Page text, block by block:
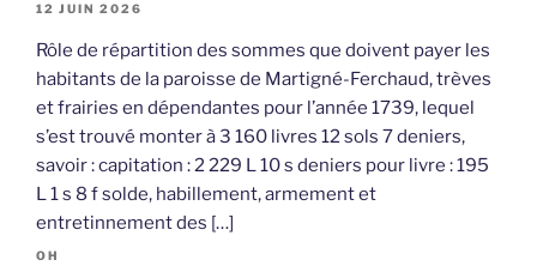
12 JUIN 2026
Rôle de répartition des sommes que doivent payer les
habitants de la paroisse de Martigné-Ferchaud, trèves
et frairies en dépendantes pour l’année 1739, lequel
s’est trouvé monter à 3 160 livres 12 sols 7 deniers,
savoir : capitation : 2 229 L 10 s deniers pour livre : 195
L 1 s 8 f solde, habillement, armement et
entretinnement des […]
OH